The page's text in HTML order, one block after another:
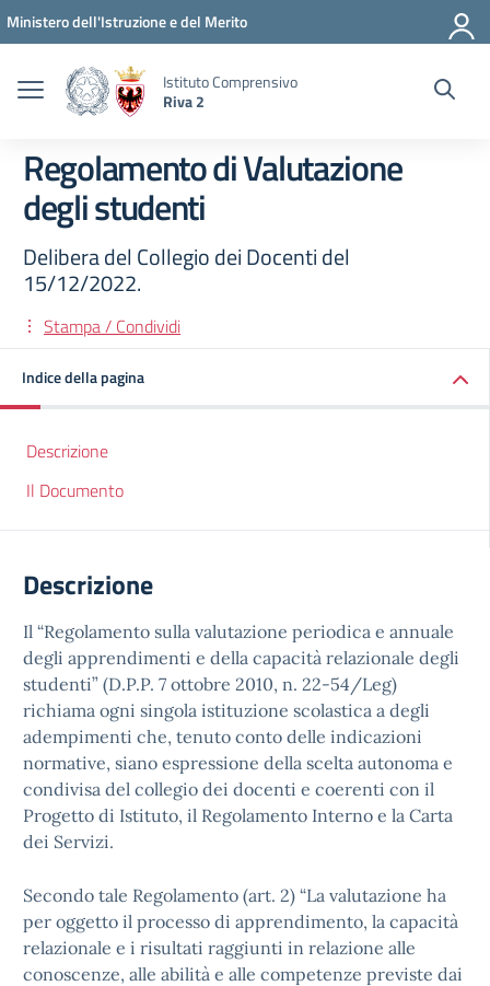
Vai ai contenuti
Vai al menu di navigazione
Vai al footer
Ministero dell'Istruzione e del Merito
Istituto Comprensivo
Riva 2
Regolamento di Valutazione
degli studenti
Delibera del Collegio dei Docenti del
15/12/2022.
Stampa / Condividi
Indice della pagina
Descrizione
Il Documento
Descrizione
Il “Regolamento sulla valutazione periodica e annuale
degli apprendimenti e della capacità relazionale degli
studenti” (D.P.P. 7 ottobre 2010, n. 22-54/Leg)
richiama ogni singola istituzione scolastica a degli
adempimenti che, tenuto conto delle indicazioni
normative, siano espressione della scelta autonoma e
condivisa del collegio dei docenti e coerenti con il
Progetto di Istituto, il Regolamento Interno e la Carta
dei Servizi.
Secondo tale Regolamento (art. 2) “La valutazione ha
per oggetto il processo di apprendimento, la capacità
relazionale e i risultati raggiunti in relazione alle
conoscenze, alle abilità e alle competenze previste dai